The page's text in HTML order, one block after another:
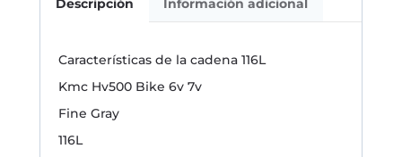
Descripción Información adicional
Características de la cadena 116L
Kmc Hv500 Bike 6v 7v
Fine Gray
116L